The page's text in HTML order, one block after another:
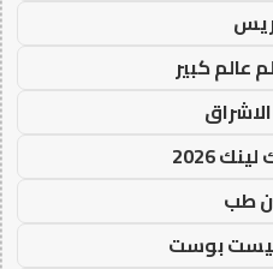
عالم كبير
2026
طب
بوست